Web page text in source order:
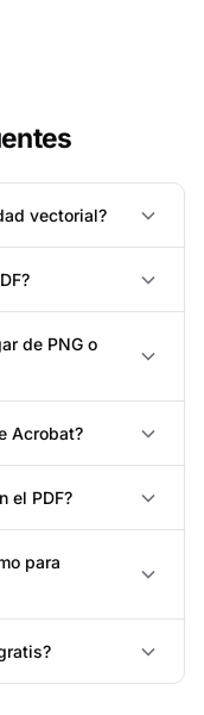
vectorial?
de PNG o
Acrobat?
el PDF?
para